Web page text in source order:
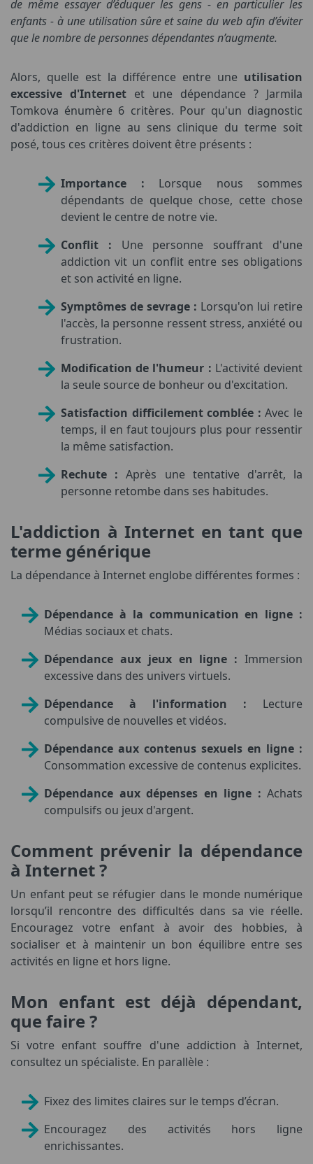
de même essayer d’éduquer les gens - en particulier les
enfants - à une utilisation sûre et saine du web afin d’éviter
que le nombre de personnes dépendantes n’augmente.
Alors, quelle est la différence entre une utilisation
excessive d'Internet et une dépendance ? Jarmila
Tomkova énumère 6 critères. Pour qu'un diagnostic
d'addiction en ligne au sens clinique du terme soit
posé, tous ces critères doivent être présents :
Importance : Lorsque nous sommes
dépendants de quelque chose, cette chose
devient le centre de notre vie.
Conflit : Une personne souffrant d'une
addiction vit un conflit entre ses obligations
et son activité en ligne.
Symptômes de sevrage : Lorsqu'on lui retire
l'accès, la personne ressent stress, anxiété ou
frustration.
Modification de l'humeur : L'activité devient
la seule source de bonheur ou d'excitation.
Satisfaction difficilement comblée : Avec le
temps, il en faut toujours plus pour ressentir
la même satisfaction.
Rechute : Après une tentative d'arrêt, la
personne retombe dans ses habitudes.
L'addiction à Internet en tant que
terme générique
La dépendance à Internet englobe différentes formes :
Dépendance à la communication en ligne :
Médias sociaux et chats.
Dépendance aux jeux en ligne : Immersion
excessive dans des univers virtuels.
Dépendance à l'information : Lecture
compulsive de nouvelles et vidéos.
Dépendance aux contenus sexuels en ligne :
Consommation excessive de contenus explicites.
Dépendance aux dépenses en ligne : Achats
compulsifs ou jeux d'argent.
Comment prévenir la dépendance
à Internet ?
Un enfant peut se réfugier dans le monde numérique
lorsqu’il rencontre des difficultés dans sa vie réelle.
Encouragez votre enfant à avoir des hobbies, à
socialiser et à maintenir un bon équilibre entre ses
activités en ligne et hors ligne.
Mon enfant est déjà dépendant,
que faire ?
Si votre enfant souffre d'une addiction à Internet,
consultez un spécialiste. En parallèle :
Fixez des limites claires sur le temps d’écran.
Encouragez des activités hors ligne
enrichissantes.